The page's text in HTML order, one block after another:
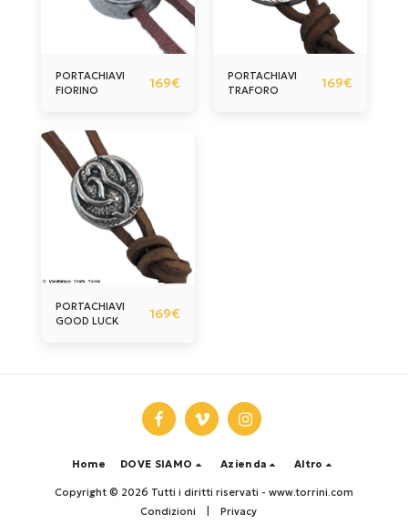
PORTACHIAVI
FIORINO
169€
PORTACHIAVI
TRAFORO
169€
PORTACHIAVI
GOOD LUCK
169€
Home DOVE SIAMO Azienda Altro
Copyright © 2026 Tutti i diritti riservati - www.torrini.com
Condizioni
Privacy